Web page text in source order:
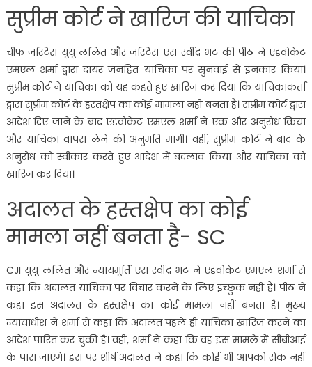
सुप्रीम कोर्ट ने खारिज की याचिका
चीफ जस्टिस यूयू ललित और जस्टिस एस रवींद्र भट की पीठ ने एडवोकेट
एमएल शर्मा द्वारा दायर जनहित याचिका पर सुनवाई से इनकार किया।
सुप्रीम कोर्ट ने याचिका को यह कहते हुए खारिज कर दिया कि याचिकाकर्ता
द्वारा सुप्रीम कोर्ट के हस्तक्षेप का कोई मामला नहीं बनता है। सप्रीम कोर्ट द्वारा
आदेश दिए जाने के बाद एडवोकेट एमएल शर्मा ने एक और अनुरोध किया
और याचिका वापस लेने की अनुमति मांगी। वहीं, सुप्रीम कोर्ट ने बाद के
अनुरोध को स्वीकार करते हुए आदेश में बदलाव किया और याचिका को
खारिज कर दिया।
अदालत के हस्तक्षेप का कोई
मामला नहीं बनता है- SC
CJI यूयू ललित और न्यायमूर्ति एस रवींद्र भट ने एडवोकेट एमएल शर्मा से
कहा कि अदालत याचिका पर विचार करने के लिए इच्छुक नहीं है। पीठ ने
कहा इस अदालत के हस्तक्षेप का कोई मामला नहीं बनता है। मुख्य
न्यायाधीश ने शर्मा से कहा कि अदालत पहले ही याचिका खारिज करने का
आदेश पारित कर चुकी है। वहीं, शर्मा ने कहा कि वह इस मामले में सीबीआई
के पास जाएंगे। इस पर शीर्ष अदालत ने कहा कि कोई भी आपको रोक नहीं